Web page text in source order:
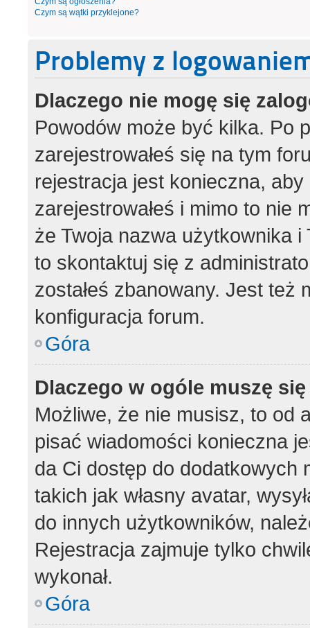
Czym są wątki przyklejone?
Problemy z
Dlaczego nie mogę się
Powodów może być kilka. Po
zarejestrowałeś się na tym
rejestracja jest konieczna,
zarejestrowałeś i mimo to nie
że Twoja nazwa użytkownika i
to skontaktuj się z
zostałeś zbanowany. Jest też
konfiguracja forum.
Góra
Dlaczego w ogóle muszę
Możliwe, że nie musisz, to od
pisać wiadomości konieczna
da Ci dostęp do dodatkowych
takich jak własny avatar,
do innych użytkowników,
Rejestracja zajmuje tylko
wykonał.
Góra